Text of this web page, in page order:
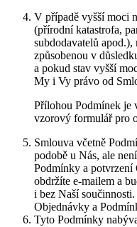
V případě vyšší moci
(přírodní katastrofa,
subdodavatelů apod.),
způsobenou v
a pokud stav vyšší
My i Vy právo od
Přílohou Podmínek je
vzorový formulář pro
Smlouva včetně
podobě u Nás, ale
Podmínky a potvrzení
obdržíte e-mailem a
i bez Naší
Objednávky a
Tyto Podmínky